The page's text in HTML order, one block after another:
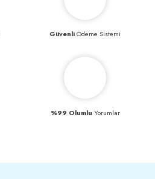
GüvenliÖdeme Sistemi
%99 Olumlu Yorumlar